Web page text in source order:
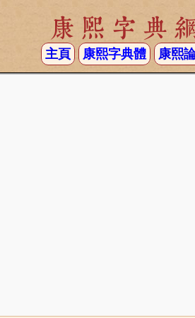
康熙字典
主頁 康熙字典體 康熙